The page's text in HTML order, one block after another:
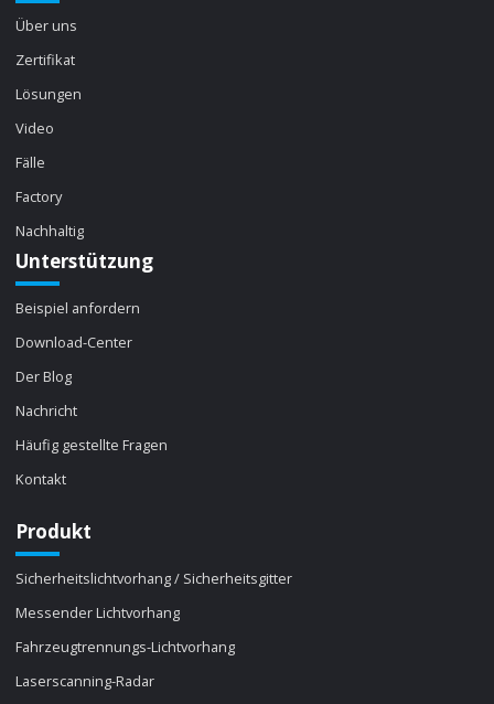
Über uns
Zertifikat
Lösungen
Video
Fälle
Factory
Nachhaltig
Unterstützung
Beispiel anfordern
Download-Center
Der Blog
Nachricht
Häufig gestellte Fragen
Kontakt
Produkt
Sicherheitslichtvorhang / Sicherheitsgitter
Messender Lichtvorhang
Fahrzeugtrennungs-Lichtvorhang
Laserscanning-Radar